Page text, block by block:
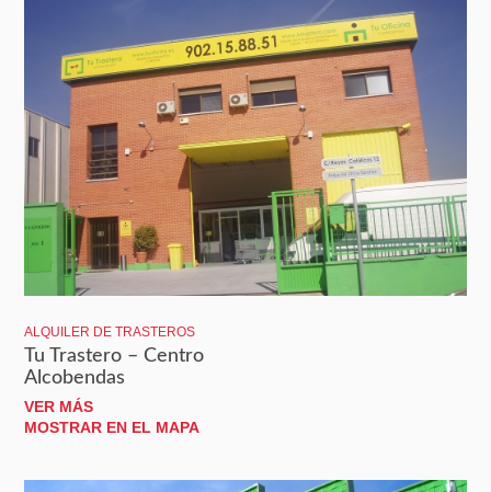
ALQUILER DE TRASTEROS
Tu Trastero – Centro
Alcobendas
VER MÁS
MOSTRAR EN EL MAPA